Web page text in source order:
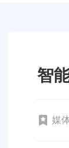
智
媒